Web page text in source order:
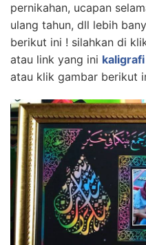
pernikahan, ucapan
ulang tahun, dll lebih
berikut ini ! silahkan di
atau link yang ini
atau klik gambar berikut